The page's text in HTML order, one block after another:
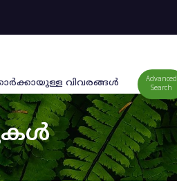
വിവരങ്ങള്‍
Advanced
Search